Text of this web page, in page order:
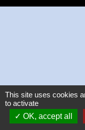
This site uses cookies
to activate
OK, accept all